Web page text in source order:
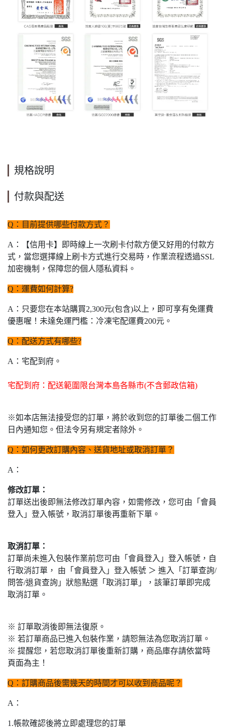
規格說明
付款與配送
Q：目前提供哪些付款方式？
A：【信用卡】即時線上一次刷卡付款方便又好用的付款方
式，當您選擇線上刷卡方式進行交易時，作業流程透過SSL
加密機制，保障您的個人隱私資料。
Q：運費如何計算?
A：只要您在本站購買2,300元(包含)以上，即可享有免運費
優惠喔！未達免運門檻：冷凍宅配運費200元。
Q：配送方式有哪些?
A： 宅配到府。
宅配到府：配送範圍限台灣本島各縣市(不含郵政信箱)
※如本店無法接受您的訂單，將於收到您的訂單後二個工作
日內通知您。但法令另有規定者除外。
Q：如何更改訂購內容、送貨地址或取消訂單？
A：
修改訂單：
訂單送出後即無法修改訂單內容，如需修改，您可由「會員
登入」登入帳號，取消訂單後再重新下單。
取消訂單：
訂單尚未進入包裝作業前您可由「會員登入」登入帳號，自
行取消訂單， 由「會員登入」登入帳號 ＞ 進入「訂單查詢/
問答/退貨查詢」狀態點選「取消訂單」，該筆訂單即完成
取消訂單。
※ 訂單取消後即無法復原。
※ 若訂單商品已進入包裝作業，請恕無法為您取消訂單。
※ 提醒您，若您取消訂單後重新訂購，商品庫存請依當時
頁面為主！
Q：訂購商品後需幾天的時間才可以收到商品呢？
A：
1.帳款確認後將立即處理您的訂單